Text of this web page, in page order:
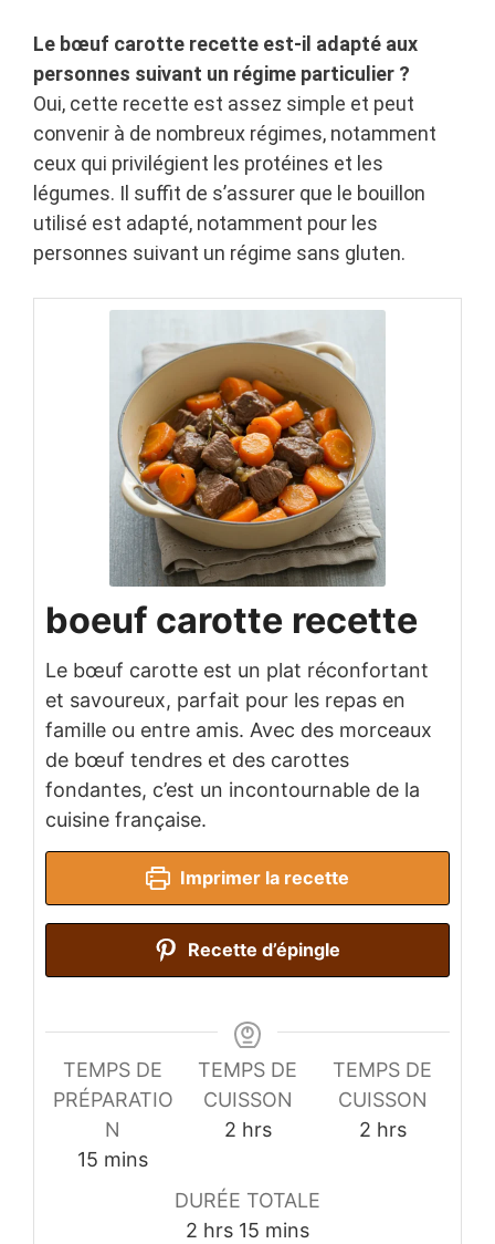
Le bœuf carotte recette est-il adapté aux
personnes suivant un régime particulier ?
Oui, cette recette est assez simple et peut
convenir à de nombreux régimes, notamment
ceux qui privilégient les protéines et les
légumes. Il suffit de s’assurer que le bouillon
utilisé est adapté, notamment pour les
personnes suivant un régime sans gluten.
boeuf carotte recette
Le bœuf carotte est un plat réconfortant
et savoureux, parfait pour les repas en
famille ou entre amis. Avec des morceaux
de bœuf tendres et des carottes
fondantes, c’est un incontournable de la
cuisine française.
Imprimer la recette
Recette d’épingle
TEMPS DE
PRÉPARATIO
N
15 minutes
mins
TEMPS DE
CUISSON
2hours
hrs
TEMPS DE
CUISSON
2hours
hrs
DURÉE TOTALE
2 hours
hrs 15 minutes
mins